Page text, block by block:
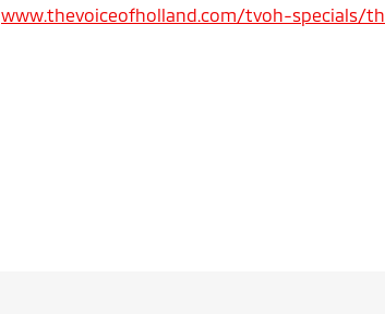
www.thevoiceofholland.com/tvoh-specials/